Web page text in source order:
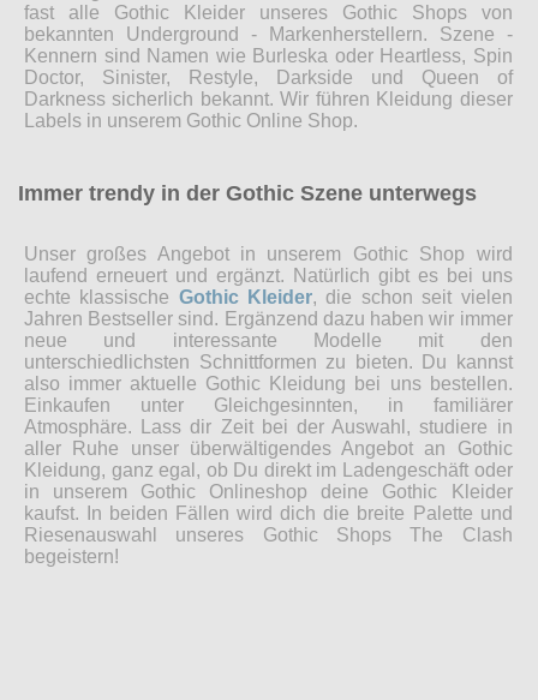
fast alle Gothic Kleider unseres Gothic Shops von
bekannten Underground - Markenherstellern. Szene -
Kennern sind Namen wie Burleska oder Heartless, Spin
Doctor, Sinister, Restyle, Darkside und Queen of
Darkness sicherlich bekannt. Wir führen Kleidung dieser
Labels in unserem Gothic Online Shop.
Immer trendy in der Gothic Szene unterwegs
Unser großes Angebot in unserem Gothic Shop wird
laufend erneuert und ergänzt. Natürlich gibt es bei uns
echte klassische Gothic Kleider, die schon seit vielen
Jahren Bestseller sind. Ergänzend dazu haben wir immer
neue und interessante Modelle mit den
unterschiedlichsten Schnittformen zu bieten. Du kannst
also immer aktuelle Gothic Kleidung bei uns bestellen.
Einkaufen unter Gleichgesinnten, in familiärer
Atmosphäre. Lass dir Zeit bei der Auswahl, studiere in
aller Ruhe unser überwältigendes Angebot an Gothic
Kleidung, ganz egal, ob Du direkt im Ladengeschäft oder
in unserem Gothic Onlineshop deine Gothic Kleider
kaufst. In beiden Fällen wird dich die breite Palette und
Riesenauswahl unseres Gothic Shops The Clash
begeistern!